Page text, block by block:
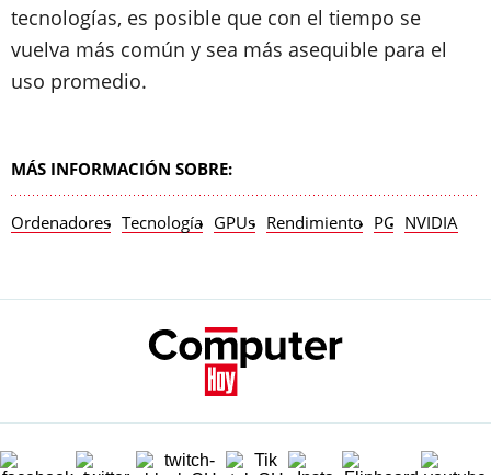
tecnologías, es posible que con el tiempo se
vuelva más común y sea más asequible para el
uso promedio.
MÁS INFORMACIÓN SOBRE:
Ordenadores Tecnología GPUs Rendimiento PC NVIDIA